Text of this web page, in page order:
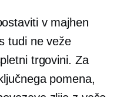
v majhen
tudi ne veže
trgovini. Za
pomena,